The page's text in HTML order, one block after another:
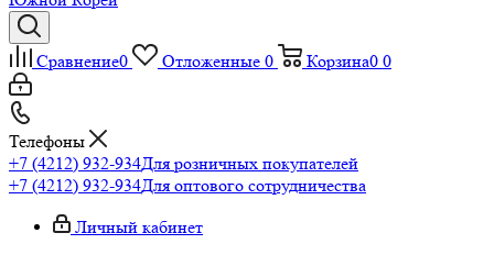
Сравнение0 Отложенные 0 Корзина0 0
Телефоны
+7 (4212) 932-934Для розничных покупателей
+7 (4212) 932-934Для оптового сотрудничества
Личный кабинет